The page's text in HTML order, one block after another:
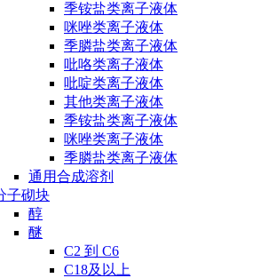
季铵盐类离子液体
咪唑类离子液体
季膦盐类离子液体
吡咯类离子液体
吡啶类离子液体
其他类离子液体
季铵盐类离子液体
咪唑类离子液体
季膦盐类离子液体
通用合成溶剂
子砌块
醇
醚
C2 到 C6
C18及以上